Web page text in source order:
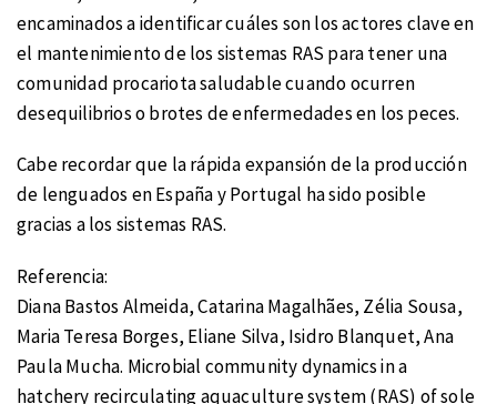
encaminados a identificar cuáles son los actores clave en
el mantenimiento de los sistemas RAS para tener una
comunidad procariota saludable cuando ocurren
desequilibrios o brotes de enfermedades en los peces.
Cabe recordar que la rápida expansión de la producción
de lenguados en España y Portugal ha sido posible
gracias a los sistemas RAS.
Referencia:
Diana Bastos Almeida, Catarina Magalhães, Zélia Sousa,
Maria Teresa Borges, Eliane Silva, Isidro Blanquet, Ana
Paula Mucha. Microbial community dynamics in a
hatchery recirculating aquaculture system (RAS) of sole